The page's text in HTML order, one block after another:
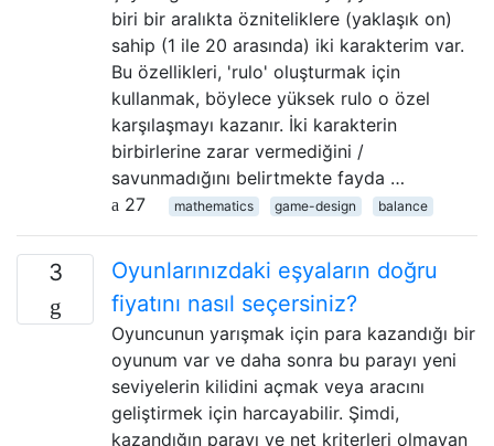
biri bir aralıkta özniteliklere (yaklaşık on)
sahip (1 ile 20 arasında) iki karakterim var.
Bu özellikleri, 'rulo' oluşturmak için
kullanmak, böylece yüksek rulo o özel
karşılaşmayı kazanır. İki karakterin
birbirlerine zarar vermediğini /
savunmadığını belirtmekte fayda …
27
mathematics game-design balance
3
Oyunlarınızdaki eşyaların doğru
fiyatını nasıl seçersiniz?
Oyuncunun yarışmak için para kazandığı bir
oyunum var ve daha sonra bu parayı yeni
seviyelerin kilidini açmak veya aracını
geliştirmek için harcayabilir. Şimdi,
kazandığın parayı ve net kriterleri olmayan